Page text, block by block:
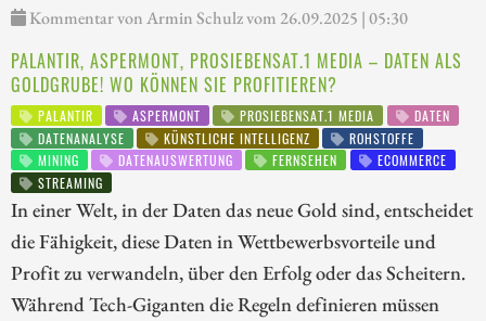
Kommentar von Armin Schulz vom 26.09.2025 | 05:30
PALANTIR, ASPERMONT, PROSIEBENSAT.1 MEDIA – DATEN ALS
GOLDGRUBE! WO KÖNNEN SIE PROFITIEREN?
PALANTIR ASPERMONT PROSIEBENSAT.1 MEDIA
DATEN
DATENANALYSE
KÜNSTLICHE INTELLIGENZ
ROHSTOFFE
MINING
DATENAUSWERTUNG FERNSEHEN
ECOMMERCE
STREAMING
In einer Welt, in der Daten das neue Gold sind, entscheidet
die Fähigkeit, diese Daten in Wettbewerbsvorteile und
Profit zu verwandeln, über den Erfolg oder das Scheitern.
Während Tech-Giganten die Regeln definieren müssen